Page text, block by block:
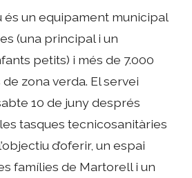
és un equipament municipal
(una principal i un
petits) i més de 7.000
zona verda. El servei
10 de juny després
tasques tecnicosanitàries
d’oferir, un espai
famílies de Martorell i un